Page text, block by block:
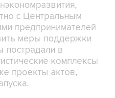
с Центральным
предпринимателей
меры поддержки
пострадали в
комплексы
проекты актов,